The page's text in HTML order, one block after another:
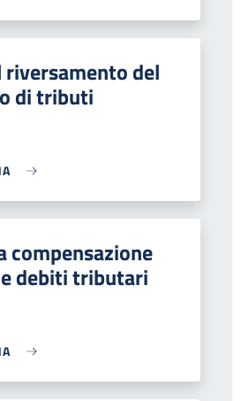
riversamento del
di tributi
compensazione
debiti tributari